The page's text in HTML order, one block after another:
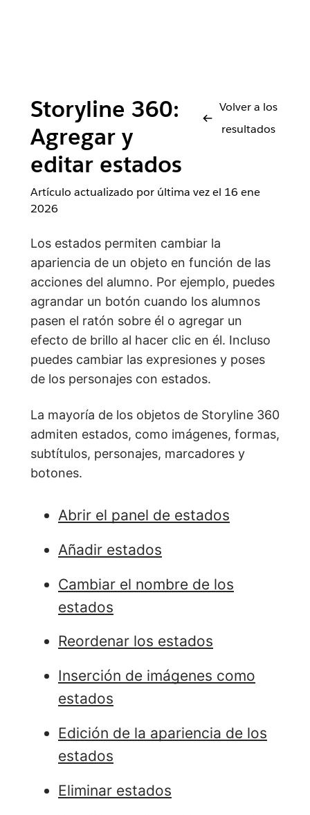
Storyline 360:
Agregar y
editar estados
Volver a los
resultados
Artículo actualizado por última vez el 16 ene
2026
Los estados permiten cambiar la
apariencia de un objeto en función de las
acciones del alumno. Por ejemplo, puedes
agrandar un botón cuando los alumnos
pasen el ratón sobre él o agregar un
efecto de brillo al hacer clic en él. Incluso
puedes cambiar las expresiones y poses
de los personajes con estados.
La mayoría de los objetos de Storyline 360
admiten estados, como imágenes, formas,
subtítulos, personajes, marcadores y
botones.
Abrir el panel de estados
Añadir estados
Cambiar el nombre de los
estados
Reordenar los estados
Inserción de imágenes como
estados
Edición de la apariencia de los
estados
Eliminar estados